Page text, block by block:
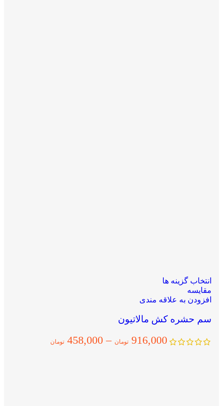
انتخاب گزینه ها
مقایسه
افزودن به علاقه مندی
سم حشره کش مالاتیون
916,000 تومان –
458,000 تومان